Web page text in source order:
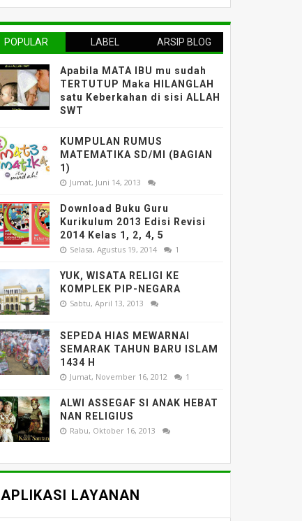
POPULAR LABEL ARSIP BLOG
Apabila MATA IBU mu sudah
TERTUTUP Maka HILANGLAH
satu Keberkahan di sisi ALLAH
SWT
KUMPULAN RUMUS
MATEMATIKA SD/MI (BAGIAN
1)
Jumat, Juni 14, 2013
Download Buku Guru
Kurikulum 2013 Edisi Revisi
2014 Kelas 1, 2, 4, 5
Selasa, Agustus 19, 2014 1
YUK, WISATA RELIGI KE
KOMPLEK PIP-NEGARA
Sabtu, April 13, 2013
SEPEDA HIAS MEWARNAI
SEMARAK TAHUN BARU ISLAM
1434 H
Jumat, November 16, 2012 1
ALWI ASSEGAF SI ANAK HEBAT
NAN RELIGIUS
Rabu, Oktober 16, 2013
APLIKASI LAYANAN